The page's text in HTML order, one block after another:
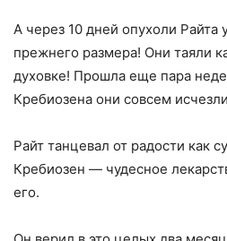
А через 10 дней опухоли Райта
прежнего размера! Они таяли
духовке! Прошла еще пара
Кребиозена они совсем
Райт танцевал от радости как
Кребиозен — чудесное
его.